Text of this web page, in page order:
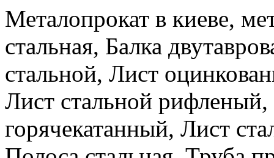
Металопрокат в киеве,
стальная, Балка
стальной, Лист
Лист стальной рифленый,
горячекатанный, Лист